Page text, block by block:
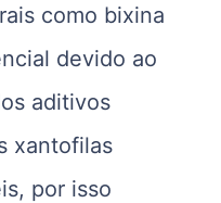
como bixina
devido ao
aditivos
xantofilas
por isso